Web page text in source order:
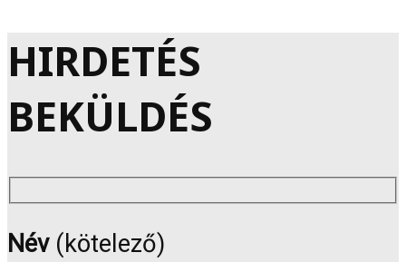
HIRDETÉS
BEKÜLDÉS
Név(kötelező)